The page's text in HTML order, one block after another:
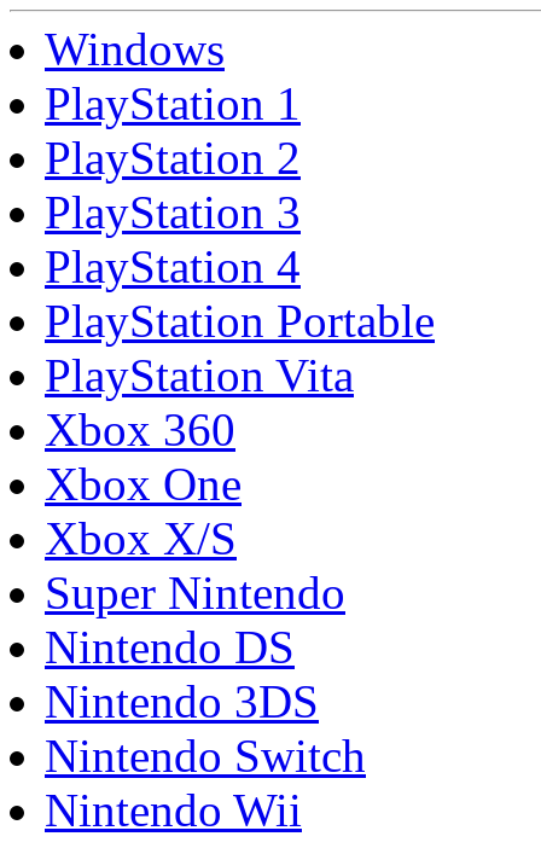
Windows
PlayStation 1
PlayStation 2
PlayStation 3
PlayStation 4
PlayStation Portable
PlayStation Vita
Xbox 360
Xbox One
Xbox X/S
Super Nintendo
Nintendo DS
Nintendo 3DS
Nintendo Switch
Nintendo Wii